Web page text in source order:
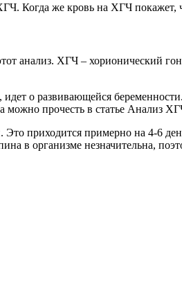
Когда же кровь на ХГЧ покажет,
анализ. ХГЧ – хорионический
о развивающейся
можно прочесть в статье Анализ
приходится примерно на 4-6
в организме незначительна,